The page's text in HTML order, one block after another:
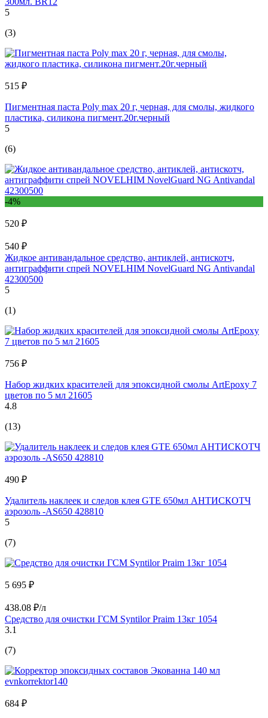
5
(3)
515 ₽
Пигментная паста Poly max 20 г, черная, для смолы, жидкого
пластика, силикона пигмент.20г.черный
5
(6)
-4%
520 ₽
540 ₽
Жидкое антивандальное средство, антиклей, антискотч,
антиграффити спрей NOVELHIM NovelGuard NG Antivandal
42300500
5
(1)
756 ₽
Набор жидких красителей для эпоксидной смолы ArtEpoxy 7
цветов по 5 мл 21605
4.8
(13)
490 ₽
Удалитель наклеек и следов клея GTE 650мл АНТИСКОТЧ
аэрозоль -AS650 428810
5
(7)
5 695 ₽
438.08 ₽/л
Средство для очистки ГСМ Syntilor Praim 13кг 1054
3.1
(7)
684 ₽